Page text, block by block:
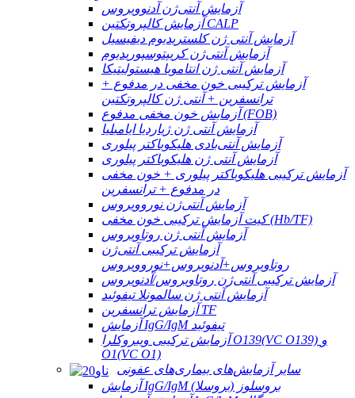
آزمایش آنتی‌ژن آدنوویروس
آزمایش کالپروتکتین CALP
آزمایش آنتی ژن کلستریدیوم دیفیسیل
آزمایش آنتی‌ژن کریپتوسپوریدیوم
آزمایش آنتی ژن انتاموبا هیستولیتیکا
آزمایش ترکیبی خون مخفی در مدفوع +
ترانسفرین + آنتی ژن کالپروتکتین
آزمایش خون مخفی مدفوع (FOB)
آزمایش آنتی ژن ژیاردیا ایامبلیا
آزمایش آنتی‌بادی هلیکوباکتر پیلوری
آزمایش آنتی ژن هلیکوباکتر پیلوری
آزمایش ترکیبی هلیکوباکتر پیلوری + خون مخفی
در مدفوع + ترانسفرین
آزمایش آنتی‌ژن نوروویروس
کیت آزمایش ترکیبی خون مخفی (Hb/TF)
آزمایش آنتی ژن روتاویروس
آزمایش ترکیبی آنتی‌ژن
روتاویروس+آدنویروس+نوروویروس
آزمایش ترکیبی آنتی‌ژن روتاویروس/آدنویروس
آزمایش آنتی ژن سالمونلا تیفوئید
آزمایش ترانسفرین TF
آزمایش IgG/IgM تیفوئید
آزمایش ترکیبی ویبروکلرا O139(VC O139) و
O1(VC O1)
سایر آزمایش‌های بیماری‌های عفونی
آزمایش IgG/IgM بروسلوز (بروسلا)